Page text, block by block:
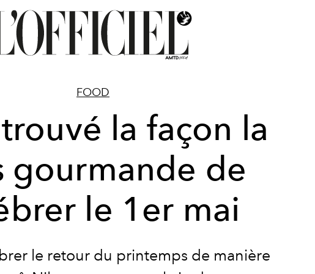
FOOD
la façon la
gourmande de
le 1er mai
le retour du printemps de manière